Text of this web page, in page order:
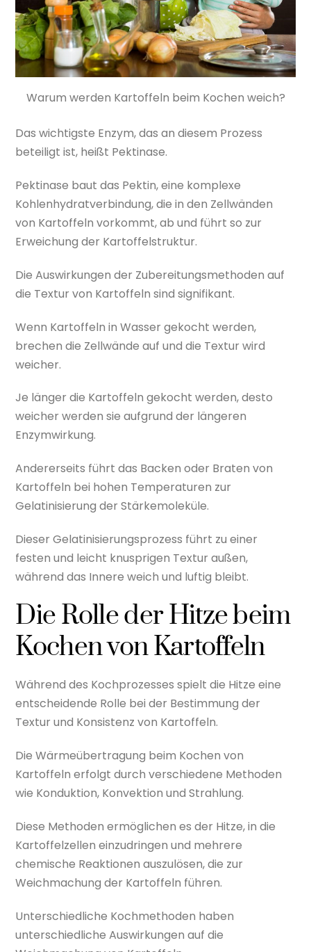
Warum werden Kartoffeln beim Kochen weich?
Das wichtigste Enzym, das an diesem Prozess
beteiligt ist, heißt Pektinase.
Pektinase baut das Pektin, eine komplexe
Kohlenhydratverbindung, die in den Zellwänden
von Kartoffeln vorkommt, ab und führt so zur
Erweichung der Kartoffelstruktur.
Die Auswirkungen der Zubereitungsmethoden auf
die Textur von Kartoffeln sind signifikant.
Wenn Kartoffeln in Wasser gekocht werden,
brechen die Zellwände auf und die Textur wird
weicher.
Je länger die Kartoffeln gekocht werden, desto
weicher werden sie aufgrund der längeren
Enzymwirkung.
Andererseits führt das Backen oder Braten von
Kartoffeln bei hohen Temperaturen zur
Gelatinisierung der Stärkemoleküle.
Dieser Gelatinisierungsprozess führt zu einer
festen und leicht knusprigen Textur außen,
während das Innere weich und luftig bleibt.
Die Rolle der Hitze beim
Kochen von Kartoffeln
Während des Kochprozesses spielt die Hitze eine
entscheidende Rolle bei der Bestimmung der
Textur und Konsistenz von Kartoffeln.
Die Wärmeübertragung beim Kochen von
Kartoffeln erfolgt durch verschiedene Methoden
wie Konduktion, Konvektion und Strahlung.
Diese Methoden ermöglichen es der Hitze, in die
Kartoffelzellen einzudringen und mehrere
chemische Reaktionen auszulösen, die zur
Weichmachung der Kartoffeln führen.
Unterschiedliche Kochmethoden haben
unterschiedliche Auswirkungen auf die